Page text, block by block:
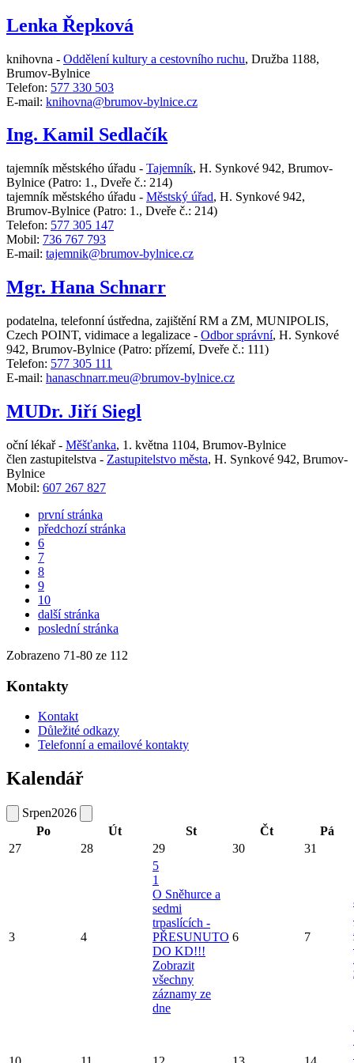
Lenka Řepková
knihovna - Oddělení kultury a cestovního ruchu, Družba 1188,
Brumov-Bylnice
Telefon: 577 330 503
E-mail: knihovna@brumov-bylnice.cz
Ing. Kamil Sedlačík
tajemník městského úřadu - Tajemník, H. Synkové 942, Brumov-
Bylnice (Patro: 1., Dveře č.: 214)
tajemník městského úřadu - Městský úřad, H. Synkové 942,
Brumov-Bylnice (Patro: 1., Dveře č.: 214)
Telefon: 577 305 147
Mobil: 736 767 793
E-mail: tajemnik@brumov-bylnice.cz
Mgr. Hana Schnarr
podatelna, telefonní ústředna, zajištění RM a ZM, MUNIPOLIS,
Czech POINT, vidimace a legalizace - Odbor správní, H. Synkové
942, Brumov-Bylnice (Patro: přízemí, Dveře č.: 111)
Telefon: 577 305 111
E-mail: hanaschnarr.meu@brumov-bylnice.cz
MUDr. Jiří Siegl
oční lékař - Měšťanka, 1. května 1104, Brumov-Bylnice
člen zastupitelstva - Zastupitelstvo města, H. Synkové 942, Brumov-
Bylnice
Mobil: 607 267 827
první stránka
předchozí stránka
6
7
8
9
10
další stránka
poslední stránka
Zobrazeno 71-80 ze 112
Kontakty
Kontakt
Důležité odkazy
Telefonní a emailové kontakty
Kalendář
Srpen2026
Po
Út St Čt
Pá
27
28 29 30 31
3 4
5
1
O Sněhurce a
sedmi
trpaslících -
PŘESUNUTO
DO KD!!!
Zobrazit
všechny
záznamy ze
dne
6 7